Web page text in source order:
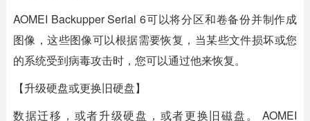
AOMEI Backupper Serial 6可以将分区和卷备份并制作成
图像，这些图像可以根据需要恢复，当某些文件损坏或您
的系统受到病毒攻击时，您可以通过他来恢复。
【升级硬盘或更换旧硬盘】
数据迁移，或者升级硬盘，或者更换旧磁盘。 AOMEI